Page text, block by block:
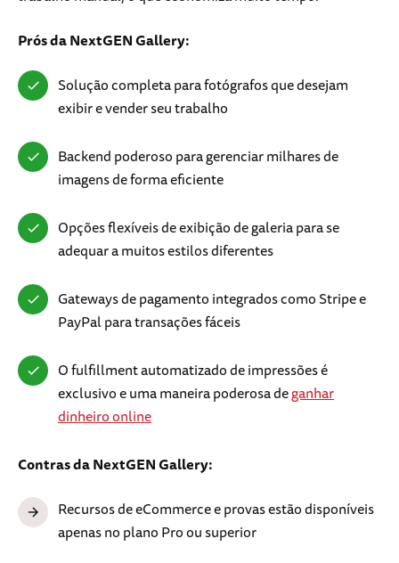
Prós da NextGEN Gallery:
Solução completa para fotógrafos que desejam
exibir e vender seu trabalho
Backend poderoso para gerenciar milhares de
imagens de forma eficiente
Opções flexíveis de exibição de galeria para se
adequar a muitos estilos diferentes
Gateways de pagamento integrados como Stripe e
PayPal para transações fáceis
O fulfillment automatizado de impressões é
exclusivo e uma maneira poderosa deganhar
dinheiro online
Contras da NextGEN Gallery:
Recursos de eCommerce e provas estão disponíveis
apenas no plano Pro ou superior